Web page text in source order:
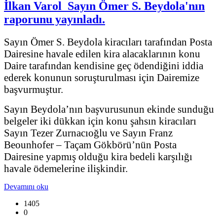
İlkan Varol Sayın Ömer S. Beydola'nın
raporunu yayınladı.
Sayın Ömer S. Beydola kiracıları tarafından Posta
Dairesine havale edilen kira alacaklarının konu
Daire tarafından kendisine geç ödendiğini iddia
ederek konunun soruşturulması için Dairemize
başvurmuştur.
Sayın Beydola’nın başvurusunun ekinde sunduğu
belgeler iki dükkan için konu şahsın kiracıları
Sayın Tezer Zurnacıoğlu ve Sayın Franz
Beounhofer – Taçam Gökbörü’nün Posta
Dairesine yapmış olduğu kira bedeli karşılığı
havale ödemelerine ilişkindir.
Devamını oku
1405
0